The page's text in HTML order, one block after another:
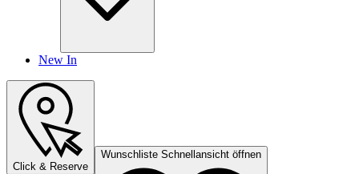
New In
Click & Reserve
Wunschliste Schnellansicht öffnen